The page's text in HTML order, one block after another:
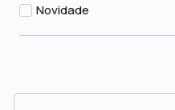
Novidade